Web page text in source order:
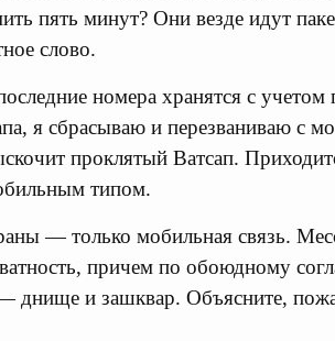
пять минут? Они везде идут
слово.
номера хранятся с учетом
я сбрасываю и перезваниваю с
проклятый Ватсап.
типом.
— только мобильная связь.
причем по обоюдному
днище и зашквар. Объясните,